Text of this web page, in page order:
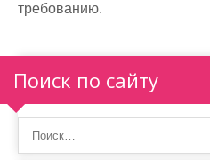
требованию.
Поиск по сайту